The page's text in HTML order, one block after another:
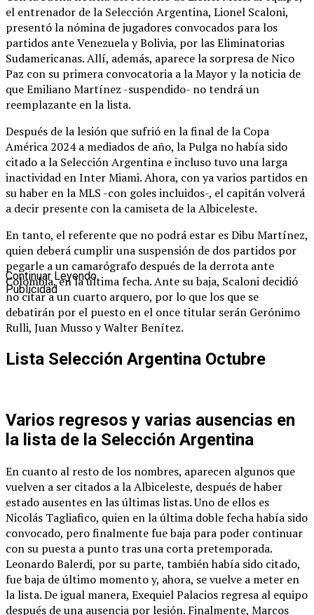
el entrenador de la Selección Argentina, Lionel Scaloni,
presentó la nómina de jugadores convocados para los
partidos ante Venezuela y Bolivia, por las Eliminatorias
Sudamericanas. Allí, además, aparece la sorpresa de Nico
Paz con su primera convocatoria a la Mayor y la noticia de
que Emiliano Martínez -suspendido- no tendrá un
reemplazante en la lista.
Después de la lesión que sufrió en la final de la Copa
América 2024 a mediados de año, la Pulga no había sido
citado a la Selección Argentina e incluso tuvo una larga
inactividad en Inter Miami. Ahora, con ya varios partidos en
su haber en la MLS -con goles incluidos-, el capitán volverá
a decir presente con la camiseta de la Albiceleste.
En tanto, el referente que no podrá estar es Dibu Martínez,
quien deberá cumplir una suspensión de dos partidos por
pegarle a un camarógrafo después de la derrota ante
Colombia, en la última fecha. Ante su baja, Scaloni decidió
no citar a un cuarto arquero, por lo que los que se
debatirán por el puesto en el once titular serán Gerónimo
Rulli, Juan Musso y Walter Benítez.
Lista Selección Argentina Octubre
Varios regresos y varias ausencias en
la lista de la Selección Argentina
En cuanto al resto de los nombres, aparecen algunos que
vuelven a ser citados a la Albiceleste, después de haber
estado ausentes en las últimas listas. Uno de ellos es
Nicolás Tagliafico, quien en la última doble fecha había sido
convocado, pero finalmente fue baja para poder continuar
con su puesta a punto tras una corta pretemporada.
Leonardo Balerdi, por su parte, también había sido citado,
fue baja de último momento y, ahora, se vuelve a meter en
la lista. De igual manera, Exequiel Palacios regresa al equipo
después de una ausencia por lesión. Finalmente, Marcos
Continuar Leyendo
Publicidad